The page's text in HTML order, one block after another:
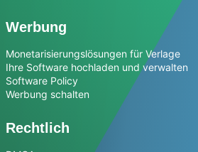
Werbung
Monetarisierungslösungen für Verlage
Ihre Software hochladen und verwalten
Software Policy
Werbung schalten
Rechtlich